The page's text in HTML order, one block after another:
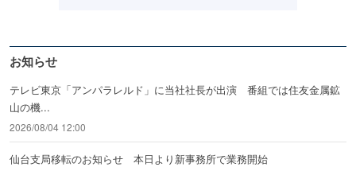
お知らせ
テレビ東京「アンパラレルド」に当社社長が出演 番組では住友金属鉱
山の機...
2026/08/04 12:00
仙台支局移転のお知らせ 本日より新事務所で業務開始